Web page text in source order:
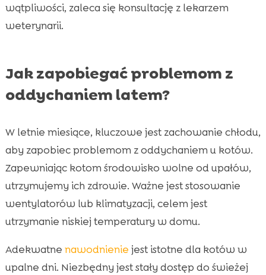
wątpliwości, zaleca się konsultację z lekarzem
weterynarii.
Jak zapobiegać problemom z
oddychaniem latem?
W letnie miesiące, kluczowe jest zachowanie chłodu,
aby zapobiec problemom z oddychaniem u kotów.
Zapewniając kotom środowisko wolne od upałów,
utrzymujemy ich zdrowie. Ważne jest stosowanie
wentylatorów lub klimatyzacji, celem jest
utrzymanie niskiej temperatury w domu.
Adekwatne nawodnienie jest istotne dla kotów w
upalne dni. Niezbędny jest stały dostęp do świeżej